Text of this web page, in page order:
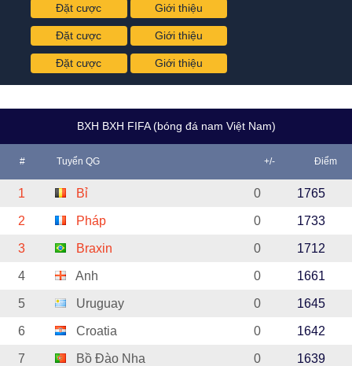
Đặt cược Giới thiệu
Đặt cược Giới thiệu
Đặt cược Giới thiệu
BXH BXH FIFA (bóng đá nam Việt Nam)
# Tuyển QG +/- Điểm
1 Bỉ 0 1765
2 Pháp 0 1733
3 Braxin 0 1712
4 Anh 0 1661
5 Uruguay 0 1645
6 Croatia 0 1642
7 Bồ Đào Nha 0 1639